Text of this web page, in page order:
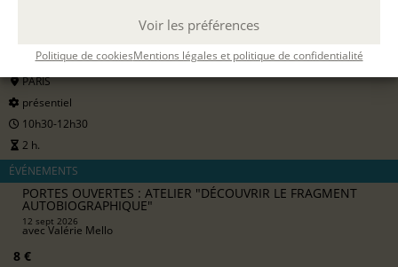
Voir les préférences
Politique de cookiesMentions légales et politique de confidentialité
12 SEPT. 2026
PARIS
présentiel
10h30-12h30
2 h.
ÉVÉNEMENTS
PORTES OUVERTES : ATELIER "DÉCOUVRIR LE FRAGMENT
AUTOBIOGRAPHIQUE"
12 sept 2026
avecValérie Mello
8 €